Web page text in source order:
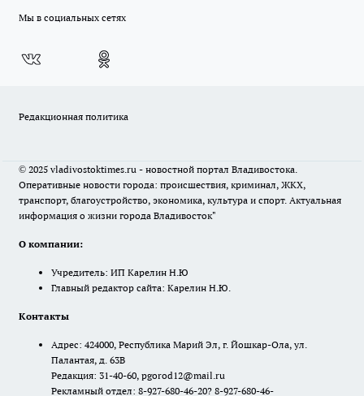
Мы в социальных сетях
Редакционная политика
© 2025 vladivostoktimes.ru - новостной портал Владивостока.
Оперативные новости города: происшествия, криминал, ЖКХ,
транспорт, благоустройство, экономика, культура и спорт. Актуальная
информация о жизни города Владивосток"
О компании:
Учредитель: ИП Карелин Н.Ю
Главный редактор сайта: Карелин Н.Ю.
Контакты
Адрес: 424000, Республика Марий Эл, г. Йошкар-Ола, ул.
Палантая, д. 63В
Редакция: 31-40-60, pgorod12@mail.ru
Рекламный отдел: 8-927-680-46-20? 8-927-680-46-